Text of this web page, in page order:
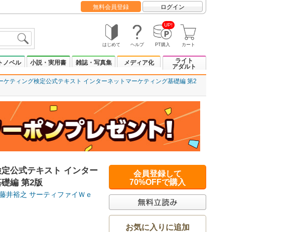
無料会員登録 ログイン
はじめて ヘルプ
UP!
PT購入 カート
ノベル 小説・実用書 雑誌・写真集 メディア化
ライト
アダルト
ケティング検定公式テキスト インターネットマーケティング基礎編 第2
公式テキスト インター
編 第2版
井裕之 サーティファイＷｅ
会員登録して
70%OFFで購入
お気に入りに追加